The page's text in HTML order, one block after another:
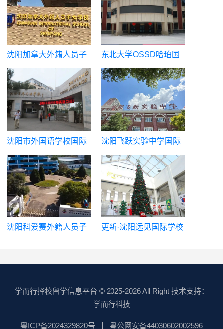
艺术作品集
英领精英班集合了最顶级的教师资源，具有10年以上的教学
经验，对英国考试局的课程体系以及历年的真题研究得非常
沈阳加拿大外籍人员子
女学校
东北大学OSSD哈珀国
际高中
沈阳市外国语学校国际
部
沈阳飞跃实验中学国际
部
沈阳科爱赛外籍人员子
更新·沈阳远见国际学校
学而行择校留学信息平台 © 2025-2026 All Right 技术支持：
学而行科技
粤ICP备2024329820号 粤公网安备44030602002596